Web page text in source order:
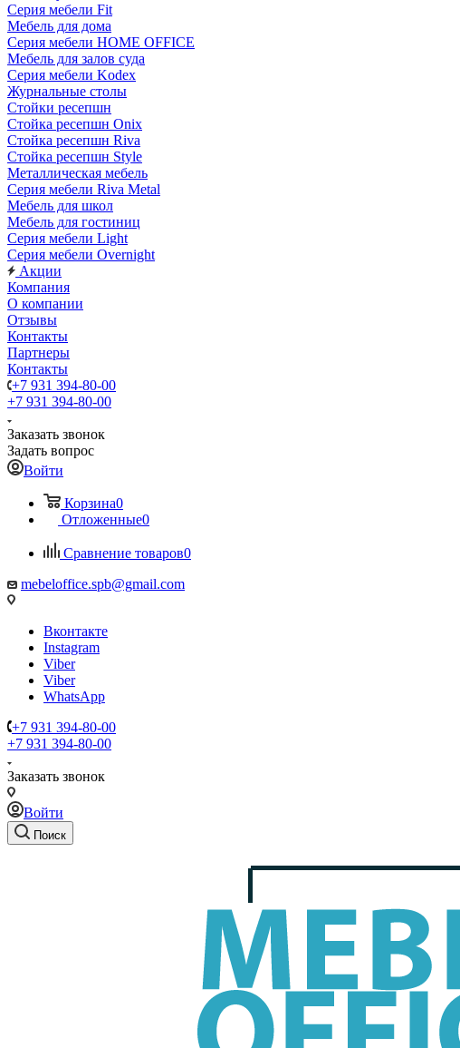
Серия мебели Fit
Мебель для дома
Серия мебели HOME OFFICE
Мебель для залов суда
Серия мебели Kodex
Журнальные столы
Стойки ресепшн
Стойка ресепшн Onix
Стойка ресепшн Riva
Стойка ресепшн Style
Металлическая мебель
Серия мебели Riva Metal
Мебель для школ
Мебель для гостиниц
Серия мебели Light
Серия мебели Overnight
Акции
Компания
О компании
Отзывы
Контакты
Партнеры
Контакты
+7 931 394-80-00
+7 931 394-80-00
Заказать звонок
Задать вопрос
Войти
Корзина0
Отложенные0
Сравнение товаров0
mebeloffice.spb@gmail.com
Вконтакте
Instagram
Viber
Viber
WhatsApp
+7 931 394-80-00
+7 931 394-80-00
Заказать звонок
Войти
Поиск